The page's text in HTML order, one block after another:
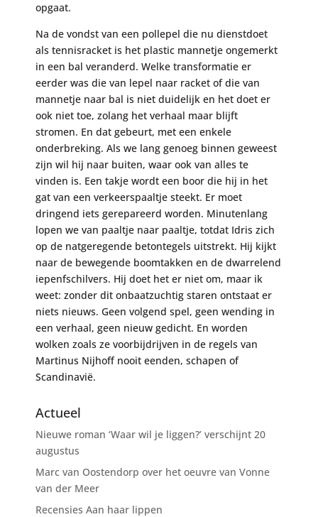
opgaat.
Na de vondst van een pollepel die nu dienstdoet
als tennisracket is het plastic mannetje ongemerkt
in een bal veranderd. Welke transformatie er
eerder was die van lepel naar racket of die van
mannetje naar bal is niet duidelijk en het doet er
ook niet toe, zolang het verhaal maar blijft
stromen. En dat gebeurt, met een enkele
onderbreking. Als we lang genoeg binnen geweest
zijn wil hij naar buiten, waar ook van alles te
vinden is. Een takje wordt een boor die hij in het
gat van een verkeerspaaltje steekt. Er moet
dringend iets gerepareerd worden. Minutenlang
lopen we van paaltje naar paaltje, totdat Idris zich
op de natgeregende betontegels uitstrekt. Hij kijkt
naar de bewegende boomtakken en de dwarrelend
iepenfschilvers. Hij doet het er niet om, maar ik
weet: zonder dit onbaatzuchtig staren ontstaat er
niets nieuws. Geen volgend spel, geen wending in
een verhaal, geen nieuw gedicht. En worden
wolken zoals ze voorbijdrijven in de regels van
Martinus Nijhoff nooit eenden, schapen of
Scandinavië.
Actueel
Nieuwe roman ‘Waar wil je liggen?’ verschijnt 20
augustus
Marc van Oostendorp over het oeuvre van Vonne
van der Meer
Recensies Aan haar lippen